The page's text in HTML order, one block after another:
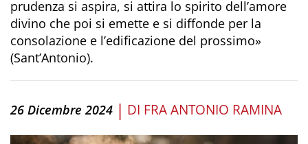
prudenza si aspira, si attira lo spirito dell’amore
divino che poi si emette e si diffonde per la
consolazione e l’edificazione del prossimo»
(Sant’Antonio).
26 Dicembre 2024 | DI FRA ANTONIO RAMINA